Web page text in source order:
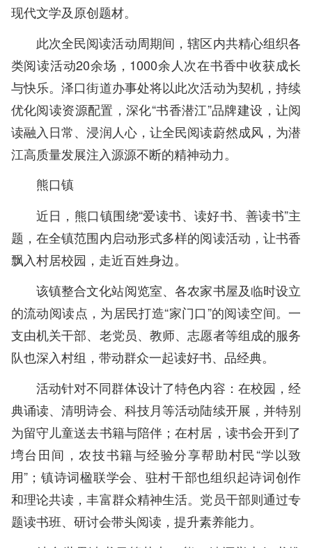
现代文学及原创题材。
此次全民阅读活动周期间，辖区内共精心组织各
类阅读活动20余场，1000余人次在书香中收获成长
与快乐。泽口街道办事处将以此次活动为契机，持续
优化阅读资源配置，深化“书香潜江”品牌建设，让阅
读融入日常、浸润人心，让全民阅读蔚然成风，为潜
江高质量发展注入源源不断的精神动力。
熊口镇
近日，熊口镇围绕“爱读书、读好书、善读书”主
题，在全镇范围内启动形式多样的阅读活动，让书香
飘入村居校园，走近百姓身边。
该镇整合文化站阅览室、各农家书屋及临时设立
的流动阅读点，为居民打造“家门口”的阅读空间。一
支由机关干部、老党员、教师、志愿者等组成的服务
队也深入村组，带动群众一起读好书、品经典。
活动针对不同群体设计了特色内容：在校园，经
典诵读、清明诗会、科技月等活动陆续开展，并特别
为留守儿童送去书籍与陪伴；在村居，读书会开到了
塆台田间，农技书籍与经验分享帮助村民“学以致
用”；镇诗词楹联学会、驻村干部也组织起诗词创作
和理论共读，丰富群众精神生活。党员干部则通过专
题读书班、研讨会带头阅读，提升素养能力。